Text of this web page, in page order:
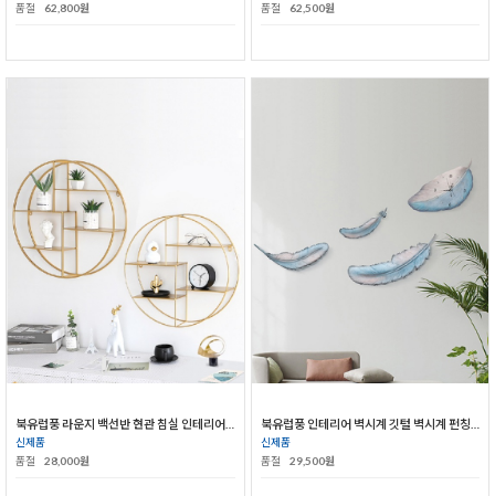
품절 62,800원 품절 62,500원
신제품
품절
28,000원
신제품
품절
29,500원